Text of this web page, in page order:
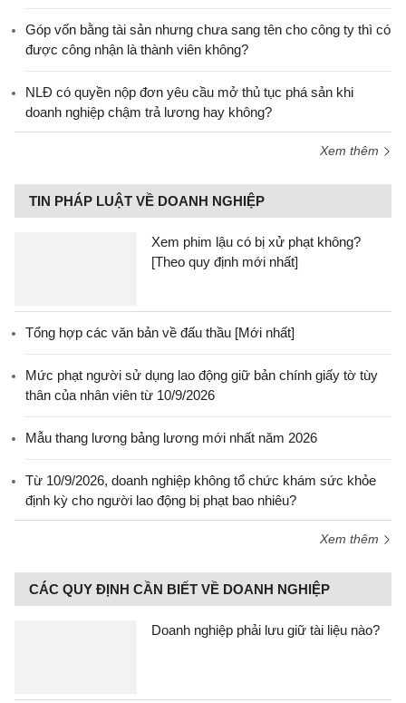
Góp vốn bằng tài sản nhưng chưa sang tên cho công ty thì có
được công nhận là thành viên không?
NLĐ có quyền nộp đơn yêu cầu mở thủ tục phá sản khi
doanh nghiệp chậm trả lương hay không?
Xem thêm
TIN PHÁP LUẬT VỀ DOANH NGHIỆP
Xem phim lậu có bị xử phạt không?
[Theo quy định mới nhất]
Tổng hợp các văn bản về đấu thầu [Mới nhất]
Mức phạt người sử dụng lao động giữ bản chính giấy tờ tùy
thân của nhân viên từ 10/9/2026
Mẫu thang lương bảng lương mới nhất năm 2026
Từ 10/9/2026, doanh nghiệp không tổ chức khám sức khỏe
định kỳ cho người lao động bị phạt bao nhiêu?
Xem thêm
CÁC QUY ĐỊNH CẦN BIẾT VỀ DOANH NGHIỆP
Doanh nghiệp phải lưu giữ tài liệu nào?